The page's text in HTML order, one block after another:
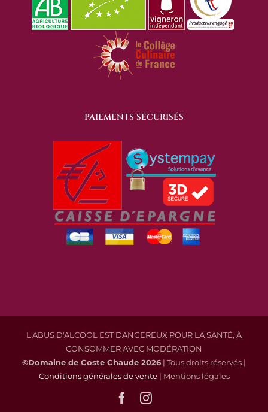
PAIEMENTS SÉCURISÉS
L'ABUS D'ALCOOL EST DANGEREUX POUR LA SANTÉ, À
CONSOMMER AVEC MODÉRATION
©Domaine de Coste Chaude 2026 | Tous droits réservés |
Conditions générales de vente| Mentions légales
FacebookInstagram